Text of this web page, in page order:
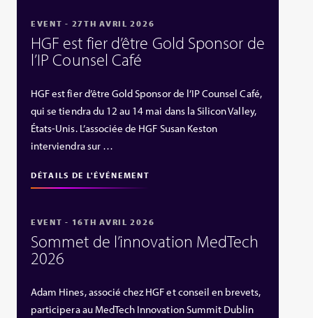
EVENT - 27TH AVRIL 2026
HGF est fier d’être Gold Sponsor de
l’IP Counsel Café
HGF est fier d’être Gold Sponsor de l’IP Counsel Café,
qui se tiendra du 12 au 14 mai dans la Silicon Valley,
États‑Unis. L’associée de HGF Susan Keston
interviendra sur …
DÉTAILS DE L'ÉVÉNEMENT
EVENT - 16TH AVRIL 2026
Sommet de l’innovation MedTech
2026
Adam Hines, associé chez HGF et conseil en brevets,
participera au MedTech Innovation Summit Dublin